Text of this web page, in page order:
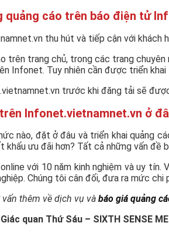
quảng cáo trên báo điện tử
thu hút và tiếp cận với khách
trên trang chủ, trong các trang chuyên
Infonet. Tuy nhiên cần được triển
trước khi đăng tải sẽ
Infonet.vietnamnet.vn ở
nào, đặt ở đâu và triển khai quảng
ưu đãi hơn? Tất cả những vấn đề
với 10 năm kinh nghiệm và uy
Chúng tôi cân đối, đưa ra mức
thêm về dịch vụ và báo giá quảng
quan Thứ Sáu – SIXTH SENSE